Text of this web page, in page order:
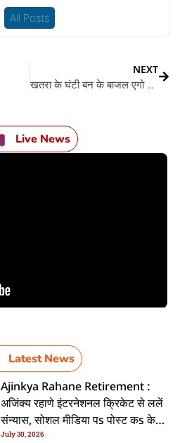
All Posts
NEXT
खतरा के घंटी बन के बाजल एगो शोध, छह घंटे में AI बना लिहलस 40 हजार रासायनिक हथियार
Live News
Latest News
Ajinkya Rahane Retirement :
अजिंक्य रहाणे इंटरनेशनल क्रिकेट से ललें
संन्यास, सोशल मीडिया पs पोस्ट कs के
कइलें एलान
July 30, 2026